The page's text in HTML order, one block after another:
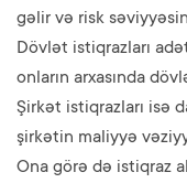
gəlir və risk
Dövlət istiqrazları
onların arxasında
Şirkət istiqrazları isə
şirkətin maliyyə
Ona görə də istiqraz